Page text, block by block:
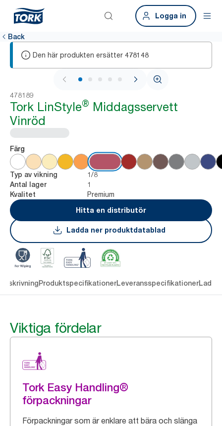
Logga in
Back
Den här produkten ersätter 478148
1 / 6
478189
Tork LinStyle® Middagsservett
Vinröd
Färg
Typ av vikning 1/8
Antal lager 1
Kvalitet
Premium
Hitta en distributör
Ladda ner produktdatablad
ProduktspecifikationerLeveransspecifikationerLadda
Viktiga fördelar
Tork Easy Handling®
förpackningar
Förpackningar som är enklare att bära och slänga